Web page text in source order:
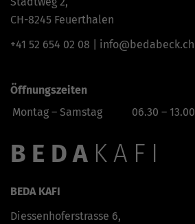
CH-8245 Feuerthalen
+41 52 654 02 08
info@bedabeck.ch
Öffnungszeiten
Montag – Samstag
06.30 – 13.00
BEDA KAFI
BEDA KAFI
Diessenhoferstrasse 6,